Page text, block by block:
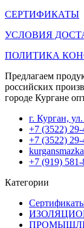
СЕРТИФИКАТЫ
УСЛОВИЯ
ПОЛИТИКА
Предлагаем
российских
городе Кургане
г. Курган,
+7 (3522)
+7 (3522)
+7 (919)
Категории